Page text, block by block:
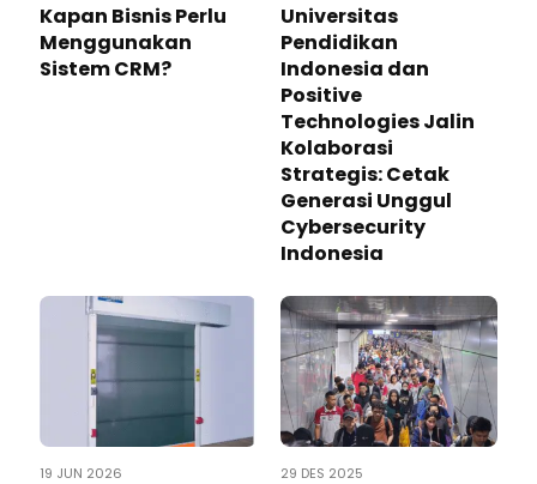
Kapan Bisnis Perlu
Menggunakan
Sistem CRM?
Universitas
Pendidikan
Indonesia dan
Positive
Technologies Jalin
Kolaborasi
Strategis: Cetak
Generasi Unggul
Cybersecurity
Indonesia
19 JUN 2026 29 DES 2025